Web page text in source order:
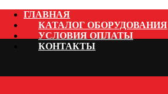
ГЛАВНАЯ
КАТАЛОГ ОБОРУДОВАНИЯ
УСЛОВИЯ ОПЛАТЫ
КОНТАКТЫ